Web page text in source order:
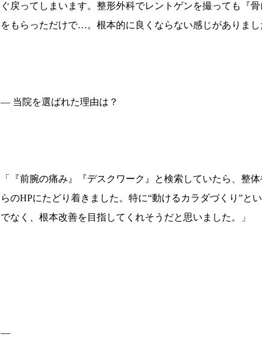
ぐ戻ってしまいます。整形外科でレントゲンを撮っても『
をもらっただけで…。根本的に良くならない感じがありまし
― 当院を選ばれた理由は？
「『前腕の痛み』『デスクワーク』と検索していたら、整
らのHPにたどり着きました。特に“動けるカラダづくり”と
でなく、根本改善を目指してくれそうだと思いました。」
—